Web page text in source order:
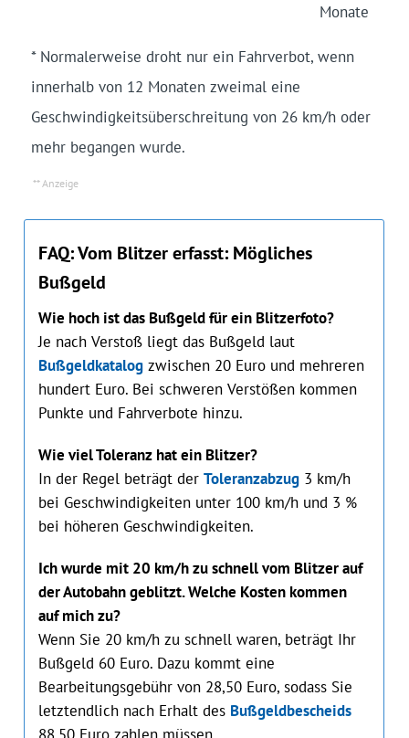
Monate
* Normalerweise droht nur ein Fahrverbot, wenn
innerhalb von 12 Monaten zweimal eine
Geschwindigkeitsüberschreitung von 26 km/h oder
mehr begangen wurde.
FAQ: Vom Blitzer erfasst: Mögliches
Bußgeld
Wie hoch ist das Bußgeld für ein Blitzerfoto?
Je nach Verstoß liegt das Bußgeld laut
Bußgeldkatalogzwischen 20 Euro und mehreren
hundert Euro. Bei schweren Verstößen kommen
Punkte und Fahrverbote hinzu.
Wie viel Toleranz hat ein Blitzer?
In der Regel beträgt der Toleranzabzug3 km/h
bei Geschwindigkeiten unter 100 km/h und 3 %
bei höheren Geschwindigkeiten.
Ich wurde mit 20 km/h zu schnell vom Blitzer auf
der Autobahn geblitzt. Welche Kosten kommen
auf mich zu?
Wenn Sie 20 km/h zu schnell waren, beträgt Ihr
Bußgeld 60 Euro. Dazu kommt eine
Bearbeitungsgebühr von 28,50 Euro, sodass Sie
letztendlich nach Erhalt des Bußgeldbescheids